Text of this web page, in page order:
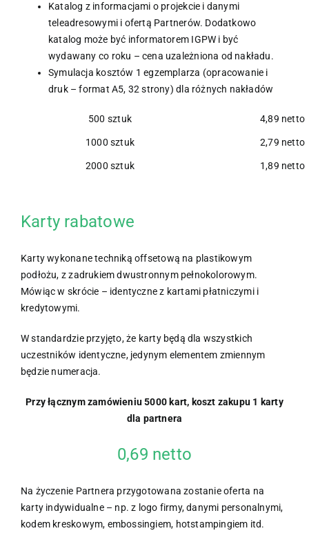
Katalog z informacjami o projekcie i danymi
teleadresowymi i ofertą Partnerów. Dodatkowo
katalog może być informatorem IGPW i być
wydawany co roku – cena uzależniona od nakładu.
Symulacja kosztów 1 egzemplarza (opracowanie i
druk – format A5, 32 strony) dla różnych nakładów
500 sztuk 4,89 netto
1000 sztuk 2,79 netto
2000 sztuk 1,89 netto
Karty rabatowe
Karty wykonane techniką offsetową na plastikowym
podłożu, z zadrukiem dwustronnym pełnokolorowym.
Mówiąc w skrócie – identyczne z kartami płatniczymi i
kredytowymi.
W standardzie przyjęto, że karty będą dla wszystkich
uczestników identyczne, jedynym elementem zmiennym
będzie numeracja.
Przy łącznym zamówieniu 5000 kart, koszt zakupu 1 karty
dla partnera
0,69 netto
Na życzenie Partnera przygotowana zostanie oferta na
karty indywidualne – np. z logo firmy, danymi personalnymi,
kodem kreskowym, embossingiem, hotstampingiem itd.